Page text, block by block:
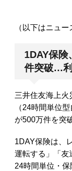
（以下はニュ
1DAY保険
件突破…
三井住友海上火
（24時間単位
が500万件を突
1DAY保険は、
運転する」「友
24時間単位・